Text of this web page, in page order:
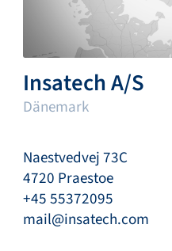
Insatech A/S
Dänemark
Naestvedvej 73C
4720 Praestoe
+45 55372095
mail@insatech.com